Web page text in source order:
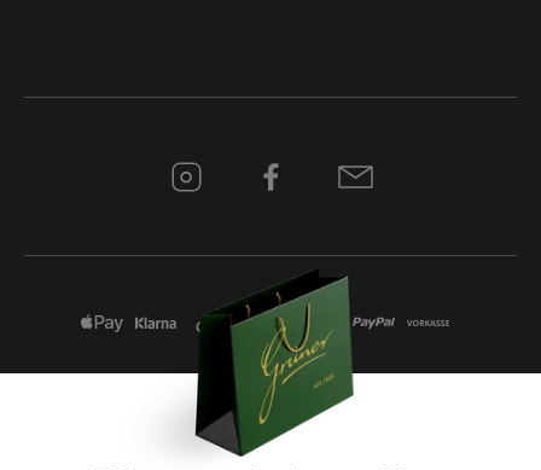
* Alle Preise inkl. gesetzl. Mehrwertsteuer zzgl.